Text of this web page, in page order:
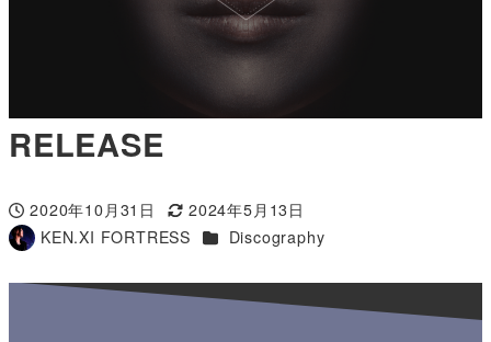
RELEASE
投稿日
2020年10月31日
更新日
2024年5月13日
著
KEN.XI FORTRESS カテゴリー
Discography